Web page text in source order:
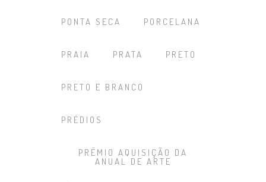
PONTA SECA PORCELANA
PRAIA PRATA PRETO
PRETO E BRANCO
PRÉDIOS
PRÊMIO AQUISIÇÃO DA
ANUAL DE ARTE